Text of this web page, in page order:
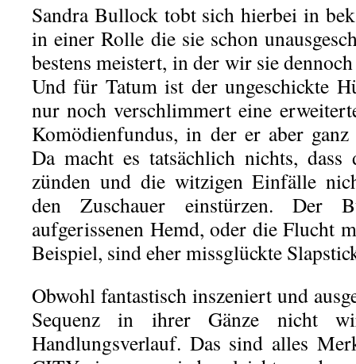
Sandra Bullock tobt sich hierbei in
in einer Rolle die sie schon
bestens meistert, in der wir sie
Und für Tatum ist der ungeschickte
nur noch verschlimmert eine
Komödienfundus, in der er aber
Da macht es tatsächlich nichts,
zünden und die witzigen Einfälle
den Zuschauer einstürzen. Der
aufgerissenen Hemd, oder die Flucht
Beispiel, sind eher missglückte
Obwohl fantastisch inszeniert und
Sequenz in ihrer Gänze nicht
Handlungsverlauf. Das sind alles